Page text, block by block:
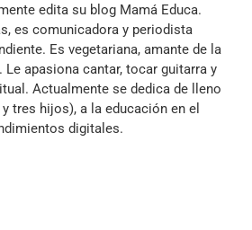
edita su blog Mamá Educa.
es comunicadora y periodista
Es vegetariana, amante de la
Le apasiona cantar, tocar guitarra y
Actualmente se dedica de lleno
tres hijos), a la educación en el
digitales.